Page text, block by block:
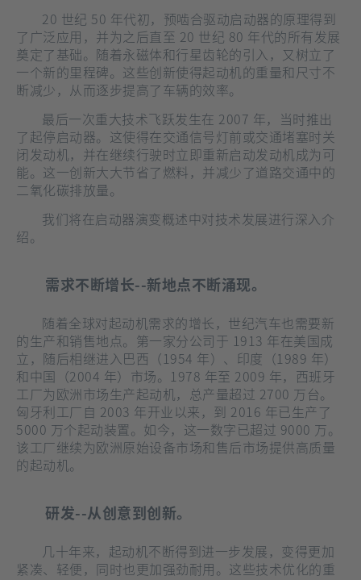
20 世纪 50 年代初，预啮合驱动启动器的原理得到
了广泛应用，并为之后直至 20 世纪 80 年代的所有发展
奠定了基础。随着永磁体和行星齿轮的引入，又树立了
一个新的里程碑。这些创新使得起动机的重量和尺寸不
断减少，从而逐步提高了车辆的效率。
最后一次重大技术飞跃发生在 2007 年，当时推出
了起停启动器。这使得在交通信号灯前或交通堵塞时关
闭发动机，并在继续行驶时立即重新启动发动机成为可
能。这一创新大大节省了燃料，并减少了道路交通中的
二氧化碳排放量。
我们将在启动器演变概述中对技术发展进行深入介
绍。
需求不断增长--新地点不断涌现。
随着全球对起动机需求的增长，世纪汽车也需要新
的生产和销售地点。第一家分公司于 1913 年在美国成
立，随后相继进入巴西（1954 年）、印度（1989 年）
和中国（2004 年）市场。1978 年至 2009 年，西班牙
工厂为欧洲市场生产起动机，总产量超过 2700 万台。
匈牙利工厂自 2003 年开业以来，到 2016 年已生产了
5000 万个起动装置。如今，这一数字已超过 9000 万。
该工厂继续为欧洲原始设备市场和售后市场提供高质量
的起动机。
研发--从创意到创新。
几十年来，起动机不断得到进一步发展，变得更加
紧凑、轻便，同时也更加强劲耐用。这些技术优化的重